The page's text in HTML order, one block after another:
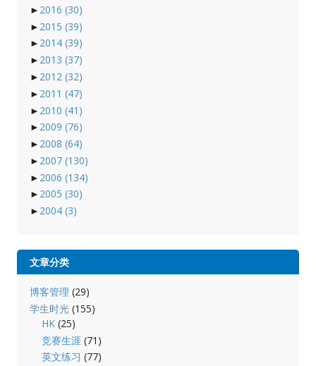
► 2016 (30)
► 2015 (39)
► 2014 (39)
► 2013 (37)
► 2012 (32)
► 2011 (47)
► 2010 (41)
► 2009 (76)
► 2008 (64)
► 2007 (130)
► 2006 (134)
► 2005 (30)
► 2004 (3)
文章分类
博客管理 (29)
学生时光(155)
HK (25)
竞赛生涯 (71)
英文练习 (77)